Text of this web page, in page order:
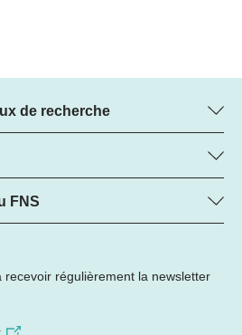
de recherche
sur tous les Programmes
:
FNS
des projets de recherche du
par le FNS.
recevoir régulièrement la newsletter